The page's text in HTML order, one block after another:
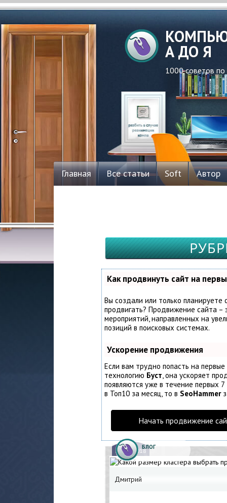
А ДО Я
1000 советов
Главная Все статьи Soft Автор
Как продвинуть сайт на
Вы создали или только планируете
продвигать? Продвижение сайта –
мероприятий, направленных на
позиций в поисковых системах.
Ускорение продвижения
Если вам трудно попасть на
технологию Буст, она ускоряет
появляются уже в течение первых
в Топ10 за месяц, то в SeoHammer
Начать продвижение
10.06.2018
БЛОГ
Дмитрий